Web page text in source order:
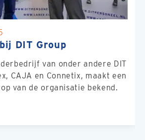
DIT Group
van onder andere DIT
CAJA en Connetix, maakt een
van de organisatie bekend.